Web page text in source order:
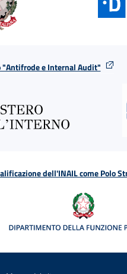
"Antifrode e Internal Audit"
dell'INAIL come Polo